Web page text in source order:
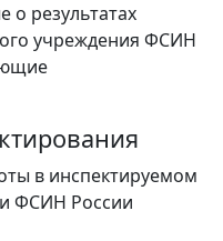
о результатах
учреждения ФСИН
в инспектируемом
ФСИН России